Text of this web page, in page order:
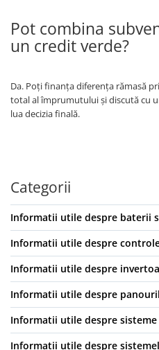
Pot combina
un credit verde?
Da. Poți finanța diferența rămasă
total al împrumutului și discută cu
lua decizia finală.
Categorii
Informatii utile despre baterii
Informatii utile despre
Informatii utile despre
Informatii utile despre
Informatii utile despre sisteme
Informatii utile despre